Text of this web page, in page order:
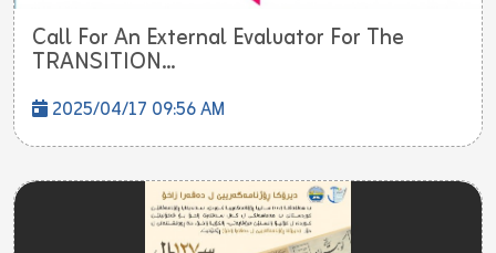
Call For An External Evaluator For The
TRANSITION...
2025/04/17 09:56 AM